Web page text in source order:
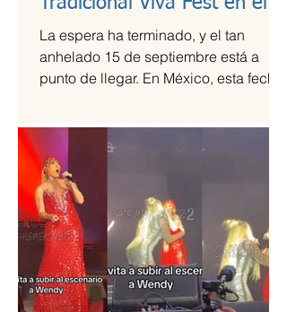
Parque Bicentenario!
La espera ha terminado, y el tan
anhelado 15 de septiembre está a
punto de llegar. En México, esta fecha